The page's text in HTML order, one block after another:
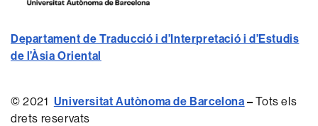
Departament de Traducció i d’Interpretació i d’Estudis
de l’Àsia Oriental
© 2021 Universitat Autònoma de Barcelona –Tots els
drets reservats